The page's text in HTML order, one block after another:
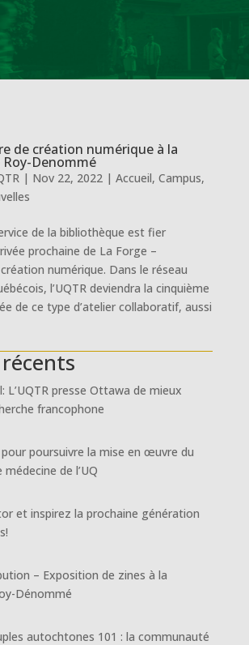
de création numérique à la
Denommé
| Nov 22, 2022| Accueil, Campus,
de la bibliothèque est fier
prochaine de La Forge –
numérique. Dans le réseau
l’UQTR deviendra la cinquième
de ce type d’atelier collaboratif, aussi
L’UQTR presse Ottawa de mieux
francophone
poursuivre la mise en œuvre du
de l’UQ
et inspirez la prochaine génération
– Exposition de zines à la
Dénommé
autochtones 101 : la communauté